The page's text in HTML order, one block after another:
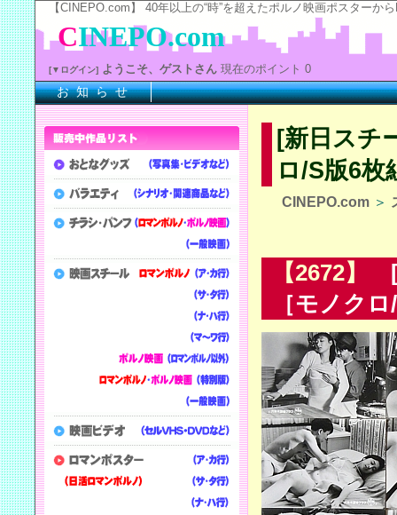
【CINEPO.com】 40年以上の“時”を超えたポルノ映画ポスター
[新日スチ
ロ/S版6枚
CINEPO.com ＞
【2672】
[
［モノク
※上
CINEPO.com
[▼ログイン] ようこそ、ゲストさん 現在のポイント 0
お 知 ら せ